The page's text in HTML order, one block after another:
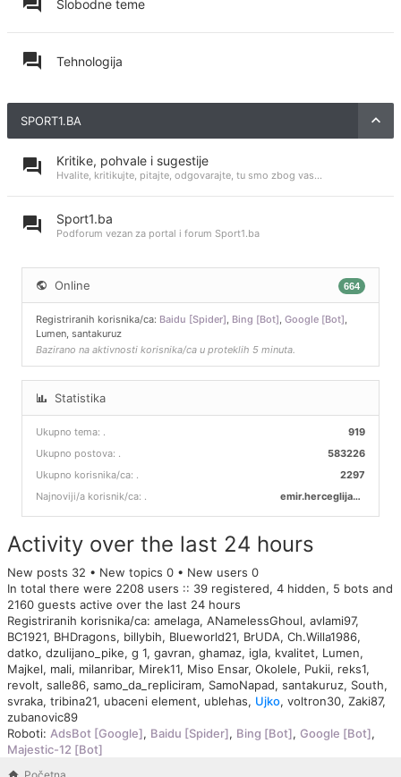
Slobodne teme
Tehnologija
SPORT1.BA
Kritike, pohvale i sugestije
Hvalite, kritikujte, pitajte, odgovarajte, tu smo zbog vas...
Sport1.ba
Podforum vezan za portal i forum Sport1.ba
Online 664
Registriranih korisnika/ca: Baidu [Spider], Bing [Bot], Google [Bot],
Lumen, santakuruz
Bazirano na aktivnosti korisnika/ca u proteklih 5 minuta.
Statistika
Ukupno tema: 919
.
Ukupno postova:
583226
.
Ukupno korisnika/ca:
2297
.
Najnoviji/a korisnik/ca:
emir.herceglija00
.
Activity over the last 24 hours
New posts 32 • New topics 0 • New users 0
In total there were 2208 users :: 39 registered, 4 hidden, 5 bots and
2160 guests active over the last 24 hours
Registriranih korisnika/ca: amelaga, ANamelessGhoul, avlami97,
BC1921, BHDragons, billybih, Blueworld21, BrUDA, Ch.Willa1986,
datko, dzulijano_pike, g 1, gavran, ghamaz, igla, kvalitet, Lumen,
Majkel, mali, milanribar, Mirek11, Miso Ensar, Okolele, Pukii, reks1,
revolt, salle86, samo_da_repliciram, SamoNapad, santakuruz, South,
svraka, tribina21, ubaceni element, ublehas, Ujko, voltron30, Zaki87,
zubanovic89
Roboti: AdsBot [Google], Baidu [Spider], Bing [Bot], Google [Bot],
Majestic-12 [Bot]